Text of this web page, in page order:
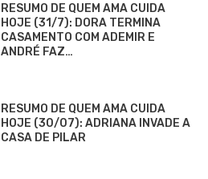
RESUMO DE QUEM AMA CUIDA
HOJE (31/7): DORA TERMINA
CASAMENTO COM ADEMIR E
ANDRÉ FAZ…
RESUMO DE QUEM AMA CUIDA
HOJE (30/07): ADRIANA INVADE A
CASA DE PILAR